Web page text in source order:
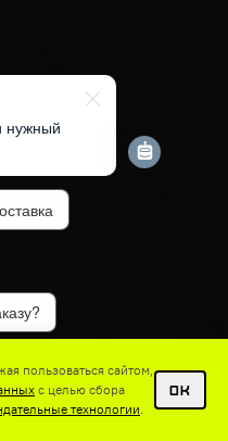
пользоваться сайтом,
с целью сбора
технологии.
OK
нужный